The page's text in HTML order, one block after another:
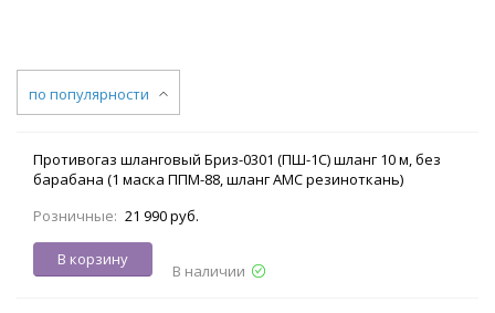
по популярности
Противогаз шланговый Бриз-0301 (ПШ-1С) шланг 10 м, без
барабана (1 маска ППМ-88, шланг АМС резиноткань)
Розничные: 21 990 руб.
В корзину
В наличии